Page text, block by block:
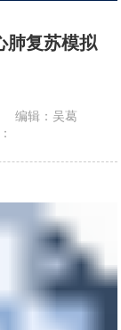
肺复苏模拟
编辑：吴葛